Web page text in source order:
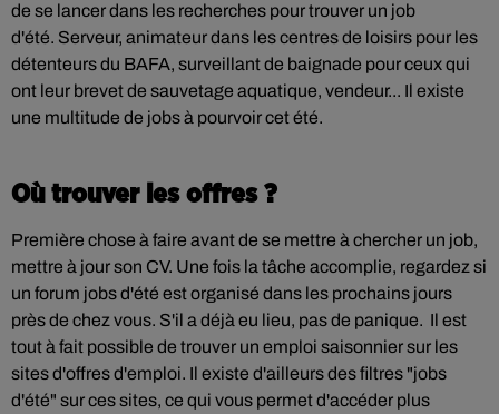
de se lancer dans les recherches pour trouver un job
d'été. Serveur, animateur dans les centres de loisirs pour les
détenteurs du BAFA, surveillant de baignade pour ceux qui
ont leur brevet de sauvetage aquatique, vendeur... Il existe
une multitude de jobs à pourvoir cet été.
Où trouver les offres ?
Première chose à faire avant de se mettre à chercher un job,
mettre à jour son CV. Une fois la tâche accomplie, regardez si
un forum jobs d'été est organisé dans les prochains jours
près de chez vous. S'il a déjà eu lieu, pas de panique. Il est
tout à fait possible de trouver un emploi saisonnier sur les
sites d'offres d'emploi. Il existe d'ailleurs des filtres "jobs
d'été" sur ces sites, ce qui vous permet d'accéder plus